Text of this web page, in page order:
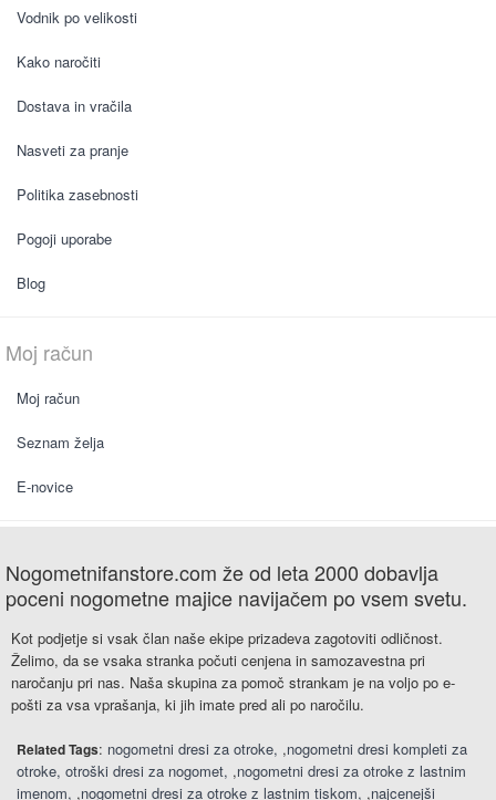
Vodnik po velikosti
Kako naročiti
Dostava in vračila
Nasveti za pranje
Politika zasebnosti
Pogoji uporabe
Blog
Moj račun
Moj račun
Seznam želja
E-novice
Nogometnifanstore.com že od leta 2000 dobavlja
poceni nogometne majice navijačem po vsem svetu.
Kot podjetje si vsak član naše ekipe prizadeva zagotoviti odličnost.
Želimo, da se vsaka stranka počuti cenjena in samozavestna pri
naročanju pri nas. Naša skupina za pomoč strankam je na voljo po e-
pošti za vsa vprašanja, ki jih imate pred ali po naročilu.
Related Tags: nogometni dresi za otroke ,nogometni dresi kompleti za
otroke otroški dresi za nogomet ,nogometni dresi za otroke z lastnim
imenom ,nogometni dresi za otroke z lastnim tiskom ,najcenejši